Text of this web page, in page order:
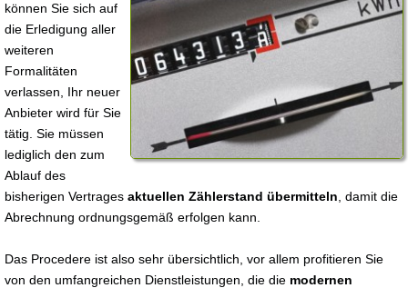
können Sie sich auf
die Erledigung aller
weiteren
Formalitäten
verlassen, Ihr neuer
Anbieter wird für Sie
tätig. Sie müssen
lediglich den zum
Ablauf des
bisherigen Vertrages aktuellen Zählerstand übermitteln , damit die
Abrechnung ordnungsgemäß erfolgen kann.
Das Procedere ist also sehr übersichtlich, vor allem profitieren Sie
von den umfangreichen Dienstleistungen, die die modernen